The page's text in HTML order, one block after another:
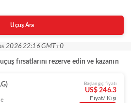
Uçuş Ara
2026 22:16 GMT+0
fırsatlarını rezerve edin ve kazanın
Başlangıç fiyatı
US$ 246.3
Fiyat/ Kişi